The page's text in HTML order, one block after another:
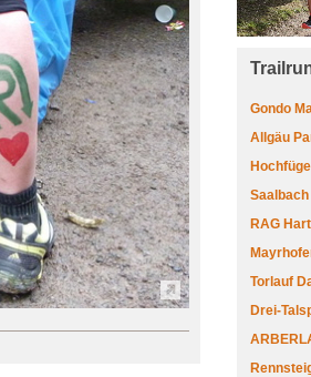
Gondo
Allgäu
RAG
Torlauf
Drei-